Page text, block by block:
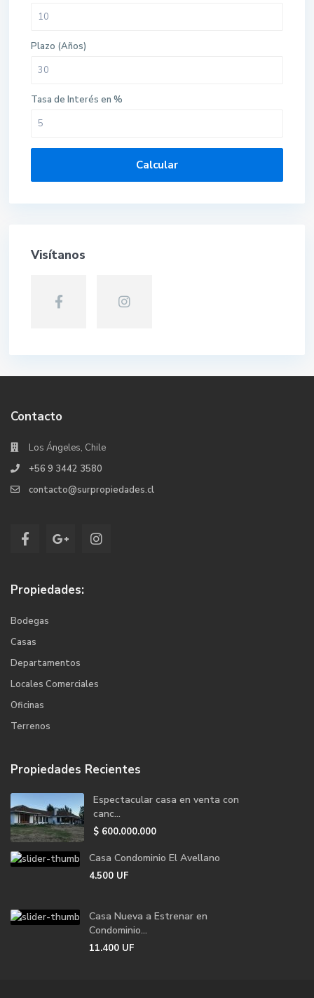
Plazo (Años)
Tasa de Interés en %
Calcular
Visítanos
Contacto
Los Ángeles, Chile
+56 9 3442 3580
contacto@surpropiedades.cl
Propiedades:
Bodegas
Casas
Departamentos
Locales Comerciales
Oficinas
Terrenos
Propiedades Recientes
Espectacular casa en venta con
canc...
$ 600.000.000
Casa Condominio El Avellano
4.500 UF
Casa Nueva a Estrenar en
Condominio...
11.400 UF